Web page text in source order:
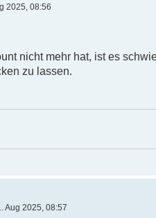
2025, 08:56
nicht mehr hat, ist es
zu lassen.
Aug 2025, 08:57